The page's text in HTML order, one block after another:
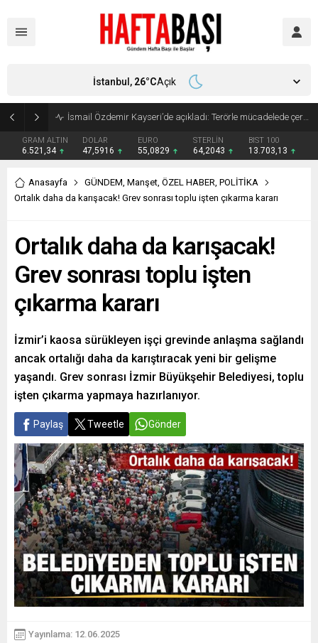
Süleyman Soylu ‘çok korktum’ deyip ilk kez açıkladı: En büyük tehdit dışarısıdır!
GRAM ALTIN
6.521,34
DOLAR
47,5916
EURO
55,0829
STERLİN
64,2043
BIST 100
13.703,13
İstanbul, 26°CAçık
Anasayfa GÜNDEM, Manşet, ÖZEL HABER, POLİTİKA
Ortalık daha da karışacak! Grev sonrası toplu işten çıkarma kararı
Ortalık daha da karışacak!
Grev sonrası toplu işten
çıkarma kararı
İzmir’i kaosa sürükleyen işçi grevinde anlaşma sağlandı
ancak ortalığı daha da karıştıracak yeni bir gelişme
yaşandı. Grev sonrası İzmir Büyükşehir Belediyesi, toplu
işten çıkarma yapmaya hazırlanıyor.
Paylaş Tweetle Gönder
Yayınlama: 12.06.2025